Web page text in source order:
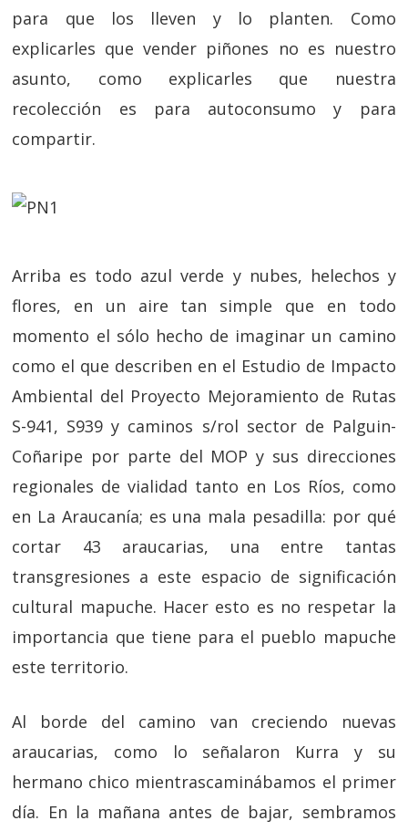
para que los lleven y lo planten. Como
explicarles que vender piñones no es nuestro
asunto, como explicarles que nuestra
recolección es para autoconsumo y para
compartir.
Arriba es todo azul verde y nubes, helechos y
flores, en un aire tan simple que en todo
momento el sólo hecho de imaginar un camino
como el que describen en el Estudio de Impacto
Ambiental del Proyecto Mejoramiento de Rutas
S-941, S939 y caminos s/rol sector de Palguin-
Coñaripe por parte del MOP y sus direcciones
regionales de vialidad tanto en Los Ríos, como
en La Araucanía; es una mala pesadilla: por qué
cortar 43 araucarias, una entre tantas
transgresiones a este espacio de significación
cultural mapuche. Hacer esto es no respetar la
importancia que tiene para el pueblo mapuche
este territorio.
Al borde del camino van creciendo nuevas
araucarias, como lo señalaron Kurra y su
hermano chico mientrascaminábamos el primer
día. En la mañana antes de bajar, sembramos